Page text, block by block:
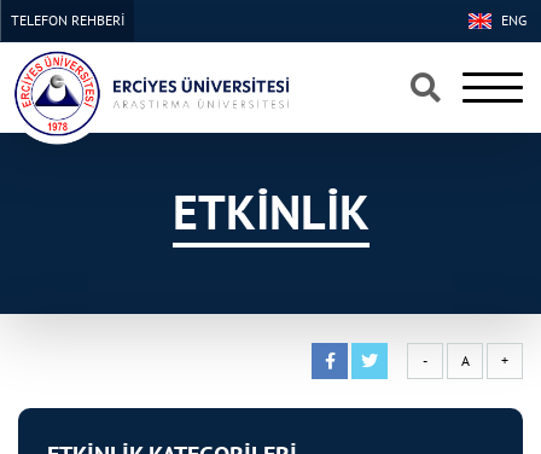
×
×
ENG
TELEFON REHBERİ
ETKİNLİK
- A +